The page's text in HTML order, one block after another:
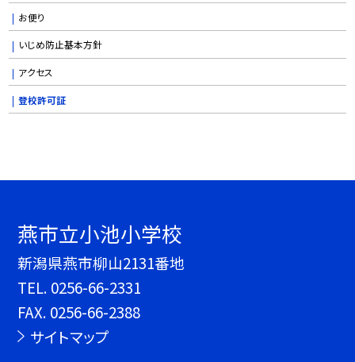
お便り
いじめ防止基本方針
アクセス
登校許可証
燕市立小池小学校
新潟県燕市柳山2131番地
TEL. 0256-66-2331
FAX. 0256-66-2388
サイトマップ